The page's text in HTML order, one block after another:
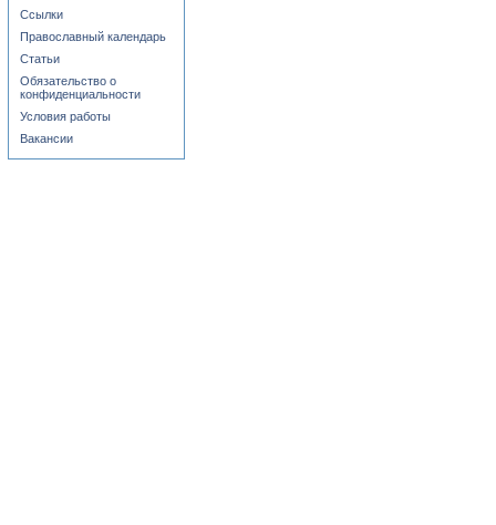
Ссылки
Православный календарь
Статьи
Обязательство о
конфиденциальности
Условия работы
Вакансии